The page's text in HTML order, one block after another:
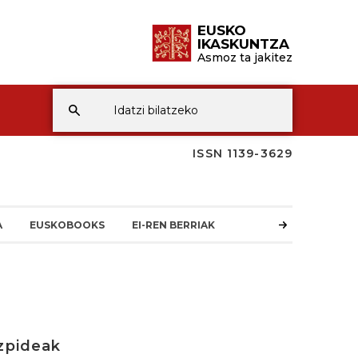
EUSKO
IKASKUNTZA
Asmoz ta jakitez
ISSN 1139-3629
EUSKOBOOKS EI-REN BERRIAK